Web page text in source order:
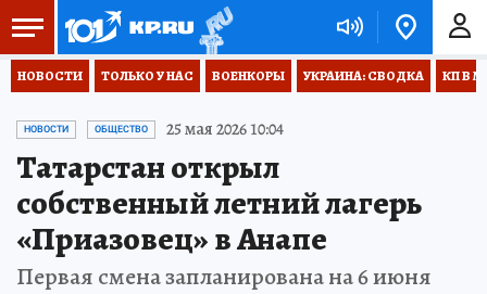
НОВОСТИ ТОЛЬКО У НАС ВОЕНКОРЫ УКРАИНА: СВОДКА КП В
НОВОСТИ ОБЩЕСТВО 25 мая 2026 10:04
Татарстан открыл
собственный летний лагерь
«Приазовец» в Анапе
Первая смена запланирована на 6 июня